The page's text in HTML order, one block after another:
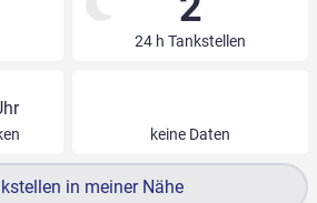
24 h Tankstellen
keine Daten
in meiner Nähe